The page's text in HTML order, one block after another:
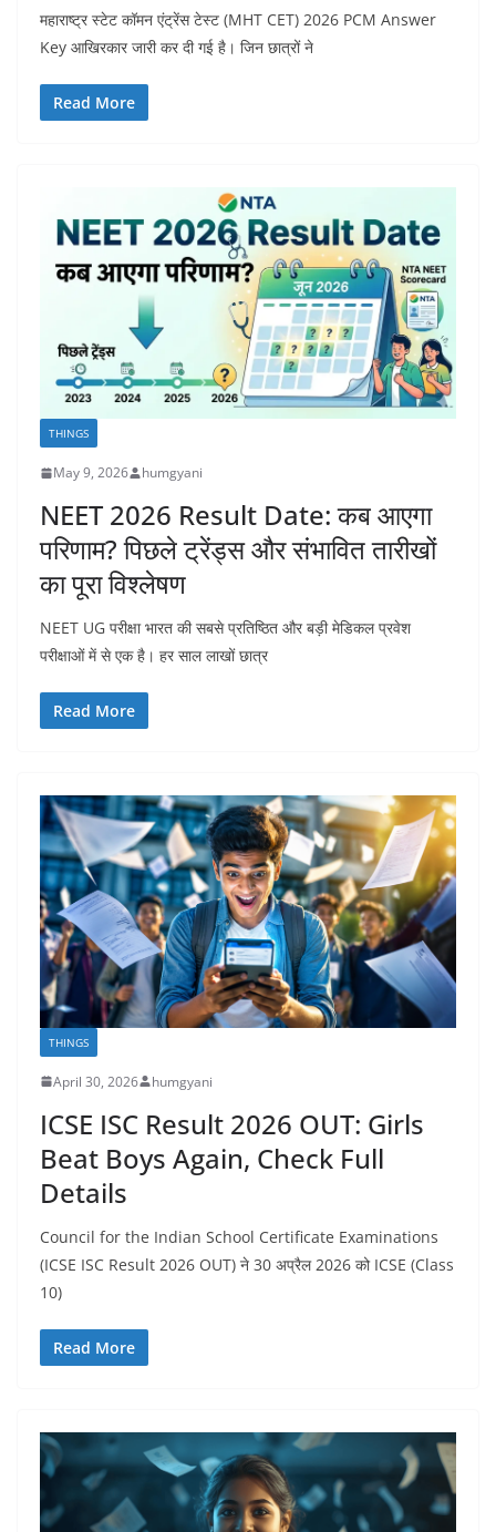
महाराष्ट्र स्टेट कॉमन एंट्रेंस टेस्ट (MHT CET) 2026 PCM Answer
Key आखिरकार जारी कर दी गई है। जिन छात्रों ने
Read More
THINGS
May 9, 2026 humgyani
NEET 2026 Result Date: कब आएगा
परिणाम? पिछले ट्रेंड्स और संभावित तारीखों
का पूरा विश्लेषण
NEET UG परीक्षा भारत की सबसे प्रतिष्ठित और बड़ी मेडिकल प्रवेश
परीक्षाओं में से एक है। हर साल लाखों छात्र
Read More
THINGS
April 30, 2026 humgyani
ICSE ISC Result 2026 OUT: Girls
Beat Boys Again, Check Full
Details
Council for the Indian School Certificate Examinations
(ICSE ISC Result 2026 OUT) ने 30 अप्रैल 2026 को ICSE (Class
10)
Read More